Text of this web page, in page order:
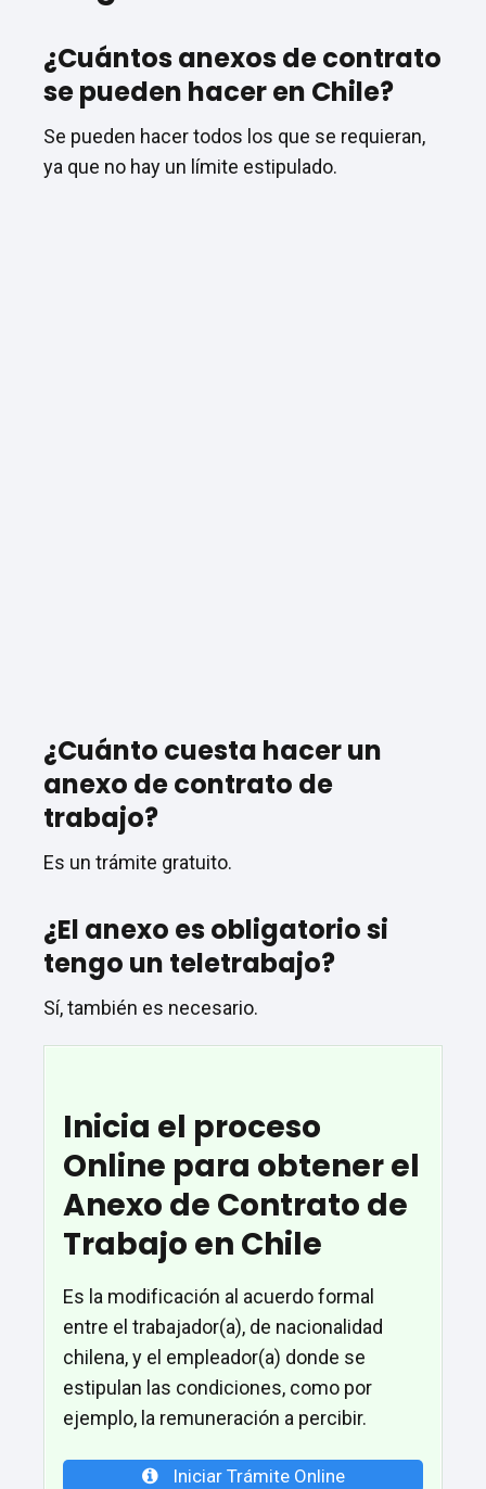
¿Cuántos anexos de contrato
se pueden hacer en Chile?
Se pueden hacer todos los que se requieran,
ya que no hay un límite estipulado.
¿Cuánto cuesta hacer un
anexo de contrato de
trabajo?
Es un trámite gratuito.
¿El anexo es obligatorio si
tengo un teletrabajo?
Sí, también es necesario.
Inicia el proceso
Online para obtener el
Anexo de Contrato de
Trabajo en Chile
Es la modificación al acuerdo formal
entre el trabajador(a), de nacionalidad
chilena, y el empleador(a) donde se
estipulan las condiciones, como por
ejemplo, la remuneración a percibir.
Iniciar Trámite Online